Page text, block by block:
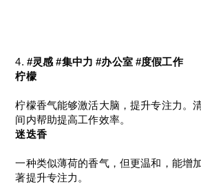
4. #灵感 #集中力 #办公室 #度假工作
柠檬
柠檬香气能够激活大脑，提升专注力。
间内帮助提高工作效率。
迷迭香
一种类似薄荷的香气，但更温和，能增
著提升专注力。